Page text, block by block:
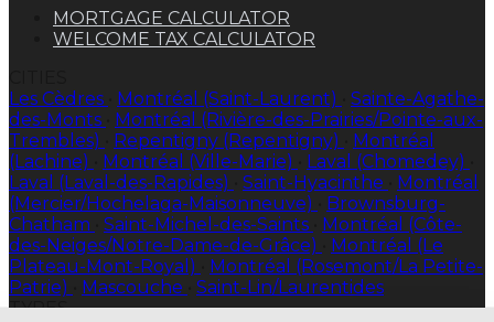
MORTGAGE CALCULATOR
WELCOME TAX CALCULATOR
Les Cèdres
Montréal (Saint-Laurent)
Sainte-Agathe-
des-Monts
Montréal (Rivière-des-Prairies/Pointe-aux-
Trembles)
Repentigny (Repentigny)
Montréal
(Lachine)
Montréal (Ville-Marie) Laval (Chomedey)
Laval (Laval-des-Rapides)
Saint-Hyacinthe
Montréal
(Mercier/Hochelaga-Maisonneuve)
Brownsburg-
Chatham
Saint-Michel-des-Saints
Montréal (Côte-
des-Neiges/Notre-Dame-de-Grâce)
Montréal (Le
Plateau-Mont-Royal)
Montréal (Rosemont/La Petite-
Patrie)
Mascouche
Saint-Lin/Laurentides
TYPES